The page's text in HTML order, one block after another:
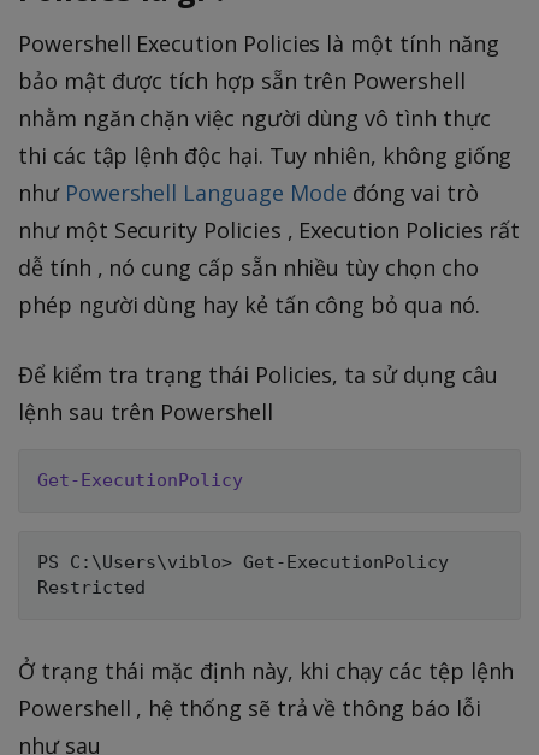
Powershell Execution Policies là một tính năng
bảo mật được tích hợp sẵn trên Powershell
nhằm ngăn chặn việc người dùng vô tình thực
thi các tập lệnh độc hại. Tuy nhiên, không giống
như Powershell Language Mode đóng vai trò
như một Security Policies , Execution Policies rất
dễ tính , nó cung cấp sẵn nhiều tùy chọn cho
phép người dùng hay kẻ tấn công bỏ qua nó.
Để kiểm tra trạng thái Policies, ta sử dụng câu
lệnh sau trên Powershell
Get-ExecutionPolicy
PS C:\Users\viblo> Get-ExecutionPolicy
Ở trạng thái mặc định này, khi chạy các tệp lệnh
Powershell , hệ thống sẽ trả về thông báo lỗi
như sau